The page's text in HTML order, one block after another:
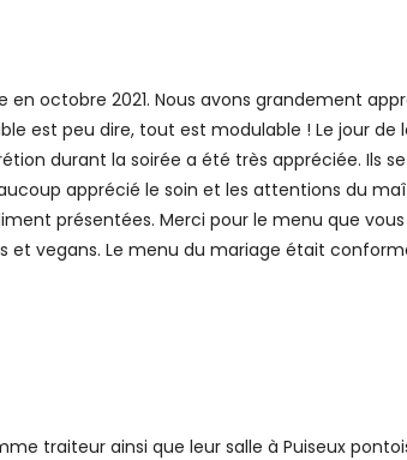
octobre 2021. Nous avons grandement
est peu dire, tout est modulable ! Le jour
durant la soirée a été très appréciée. Ils
apprécié le soin et les attentions du
présentées. Merci pour le menu que
et vegans. Le menu du mariage était
traiteur ainsi que leur salle à Puiseux